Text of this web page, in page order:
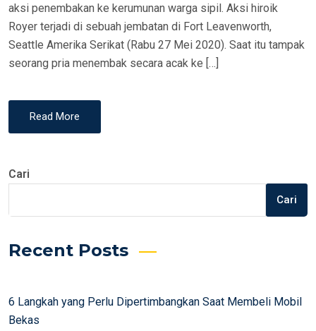
aksi penembakan ke kerumunan warga sipil. Aksi hiroik
Royer terjadi di sebuah jembatan di Fort Leavenworth,
Seattle Amerika Serikat (Rabu 27 Mei 2020). Saat itu tampak
seorang pria menembak secara acak ke […]
Read More
Cari
Cari
Recent Posts
6 Langkah yang Perlu Dipertimbangkan Saat Membeli Mobil
Bekas